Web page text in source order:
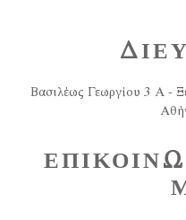
Βασιλέως Γεωργίου 3 Α -